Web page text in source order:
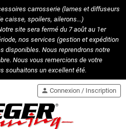
carrosserie (lames et diffuseurs
caisse, spoilers, ailerons...)
site sera fermé du 7 août au 1er
nos services (gestion et expédition
disponibles. Nous reprendrons notre
Nous vous remercions de votre
souhaitons un excellent été.
person Connexion / Inscription